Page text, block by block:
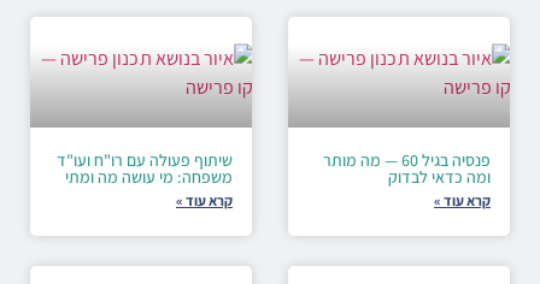
פנסיה בגיל 60 — מה מותר
ומה כדאי לבדוק
קרא עוד »
שיתוף פעולה עם רו"ח ועו"ד
משפחה: מי עושה מה ומתי
קרא עוד »